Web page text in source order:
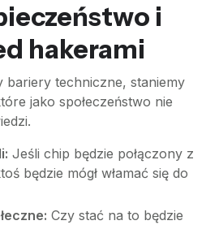
i
hakerami
bariery techniczne, staniemy
jako społeczeństwo nie
Jeśli chip będzie połączony z
będzie mógł włamać się do
Czy stać na to będzie